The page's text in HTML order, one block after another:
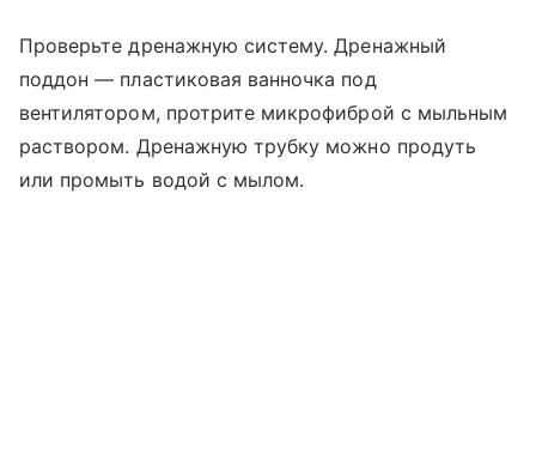
Проверьте дренажную систему. Дренажный
поддон — пластиковая ванночка под
вентилятором, протрите микрофиброй с мыльным
раствором. Дренажную трубку можно продуть
или промыть водой с мылом.